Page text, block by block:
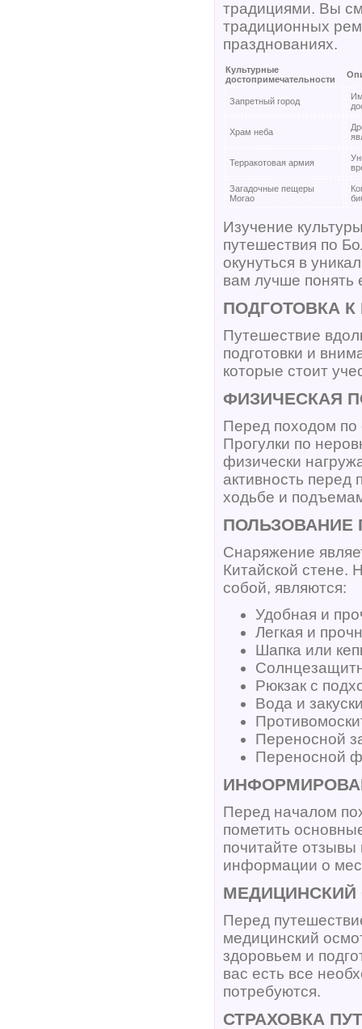
традициями. Вы
традиционных
празднованиях.
Культурные
достопримечательности
Запретный город
Храм неба
Терракотовая армия
Загадочные пещеры
Могао
Изучение
путешествия по
окунуться в
вам лучше понять
ПОДГОТОВКА
Путешествие
подготовки и
которые стоит
ФИЗИЧЕСКАЯ
Перед походом
Прогулки по
физически
активность перед
ходьбе и
Снаряжение
Китайской стене.
собой, являются:
Удобная и
Легкая и
Шапка или
Рюкзак с
Вода и
Переносной
Переносной
Перед началом
пометить
почитайте
информации о
МЕДИЦИНСКИЙ
Перед
медицинский
здоровьем и
вас есть все
потребуются.
СТРАХОВКА